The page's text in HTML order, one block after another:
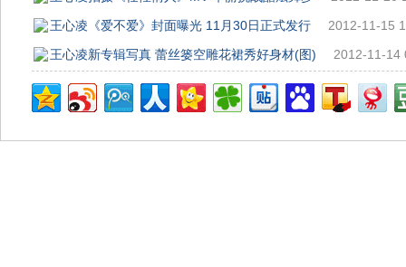
王心凌《爱不爱》封面曝光 11月30日正式发行
2012-11-15
王心凌新专辑写真 蕾丝篓空雕花裙秀好身材(图)
2012-11-14